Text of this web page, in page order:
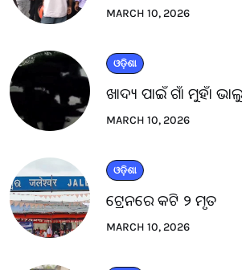
MARCH 10, 2026
ଓଡ଼ିଶା
ଖାଦ୍ୟ ପାଇଁ ଗାଁ ମୁହାଁ
MARCH 10, 2026
ଓଡ଼ିଶା
ଟ୍ରେନରେ କଟି ୨ ମୃତ
MARCH 10, 2026